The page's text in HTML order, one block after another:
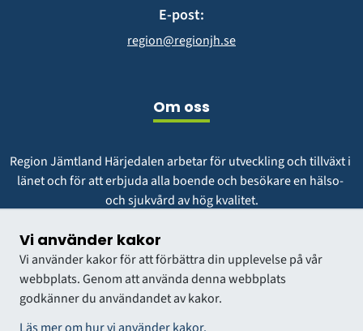
Vi använder kakor
Vi använder kakor för att förbättra din upplevelse på vår
webbplats. Genom att använda denna webbplats
godkänner du användandet av kakor.
E-post:
region@regionjh.se
Om oss
Region Jämtland Härjedalen arbetar för utveckling och tillväxt i
länet och för att erbjuda alla boende och besökare en hälso-
och sjukvård av hög kvalitet.
Vår vision är att vara en region att längta till och växa i.